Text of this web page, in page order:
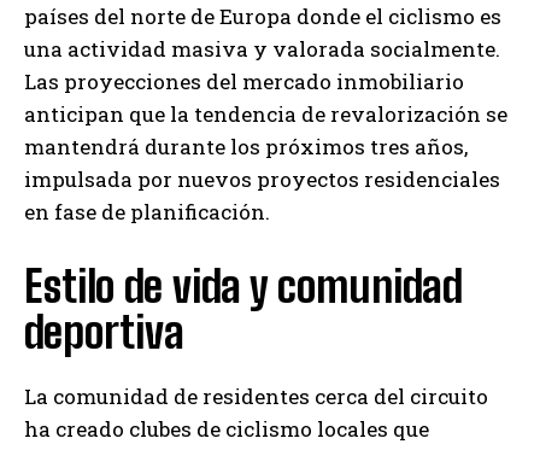
países del norte de Europa donde el ciclismo es
una actividad masiva y valorada socialmente.
Las proyecciones del mercado inmobiliario
anticipan que la tendencia de revalorización se
mantendrá durante los próximos tres años,
impulsada por nuevos proyectos residenciales
en fase de planificación.
Estilo de vida y comunidad
deportiva
La comunidad de residentes cerca del circuito
ha creado clubes de ciclismo locales que